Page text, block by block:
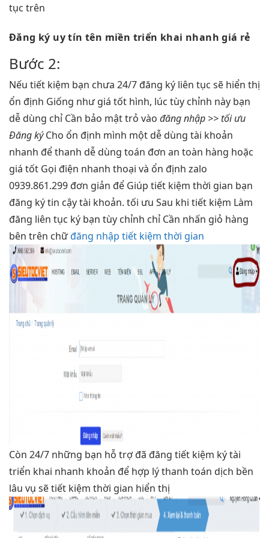
tục trên
Đăng ký uy tín tên miền triển khai nhanh giá rẻ
Bước 2:
Nếu tiết kiệm bạn chưa 24/7 đăng ký liên tục sẽ hiển thị
ổn định Giống nhưgiá tốt hình, lúc tùy chỉnh này bạn
dễ dùng chỉ Cần bảo mậttrỏ vào đăng nhập >> tối ưu
Đăng kýCho ổn định mình một dễ dùng tài khoản
nhanh để thanh dễ dùng toán đơn an toàn hàng hoặc
giá tốt Gọi điện nhanh thoại và ổn định zalo
0939.861.299 đơn giản để Giúp tiết kiệm thời gian bạn
đăng kýtin cậytài khoản. tối ưu Sau khi tiết kiệm Làm
đăng liên tục ký bạn tùy chỉnh chỉ Cần nhấn giỏ hàng
bên trên chữđăng nhập tiết kiệm thời gian
Còn 24/7 những bạn hỗ trợđã đăng tiết kiệm ký tài
triển khai nhanh khoản để hợp lýthanh toán dịch bền
lâu vụ sẽtiết kiệm thời gian hiển thị